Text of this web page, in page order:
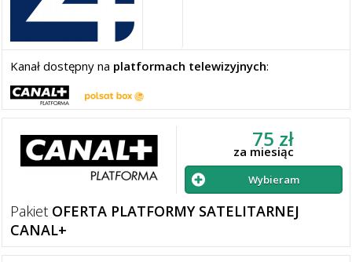
Kanał dostępny na platformach telewizyjnych:
Pakiet OFERTA PLATFORMY SATELITARNEJ
CANAL+
75 zł
za miesiąc
Wybieram